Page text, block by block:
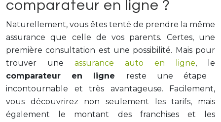
comparateur en ligne ?
Naturellement, vous êtes tenté de prendre la même
assurance que celle de vos parents. Certes, une
première consultation est une possibilité. Mais pour
trouver une assurance auto en ligne, le
comparateur en ligne reste une étape
incontournable et très avantageuse. Facilement,
vous découvrirez non seulement les tarifs, mais
également le montant des franchises et les